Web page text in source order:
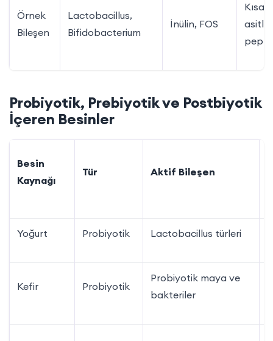
Örnek
Bileşen
Lactobacillus,
Bifidobacterium
İnülin, FOS
Kısa
Probiyotik, Prebiyotik ve Postbiyotik
İçeren Besinler
Besin
Kaynağı
Tür Aktif Bileşen
Yoğurt Probiyotik Lactobacillus türleri
Kefir Probiyotik
Probiyotik maya ve
bakteriler